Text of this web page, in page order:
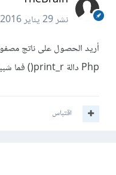
نشر29 يناير 2016
أريد الحصول على ناتج
Php دالة print_r() فما شبيه هذه الدالة في لغة بايثون؟
اقتباس